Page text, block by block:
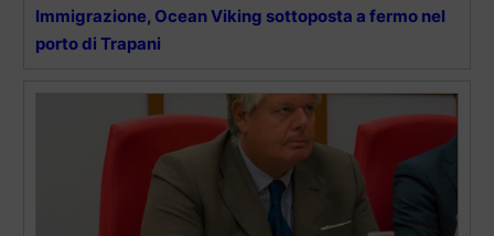
Immigrazione, Ocean Viking sottoposta a fermo nel
porto di Trapani